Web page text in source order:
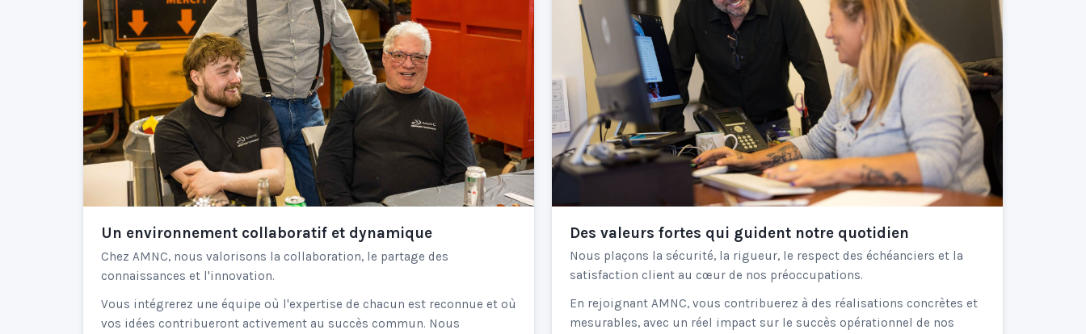
Un environnement collaboratif et dynamique
Chez AMNC, nous valorisons la collaboration, le partage des
connaissances et l'innovation.
Vous intégrerez une équipe où l'expertise de chacun est reconnue et où
vos idées contribueront activement au succès commun. Nous
Des valeurs fortes qui guident notre quotidien
Nous plaçons la sécurité, la rigueur, le respect des échéanciers et la
satisfaction client au cœur de nos préoccupations.
En rejoignant AMNC, vous contribuerez à des réalisations concrètes et
mesurables, avec un réel impact sur le succès opérationnel de nos